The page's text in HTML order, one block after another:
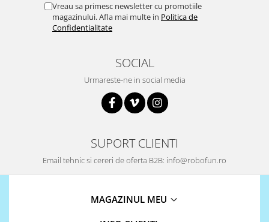
Vreau sa primesc newsletter cu promotiile
magazinului. Afla mai multe in Politica de
Confidentialitate
SOCIAL
Urmareste-ne in social media
SUPORT CLIENTI
Email tehnic si cereri de oferta B2B: info@robofun.ro
MAGAZINUL MEU